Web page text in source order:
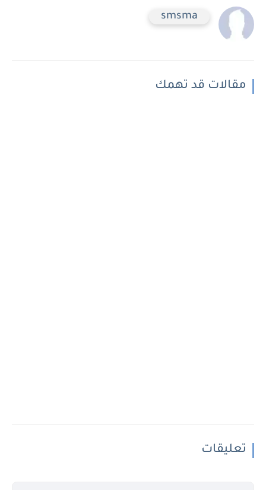
smsma
مقالات قد تهمك
تعليقات